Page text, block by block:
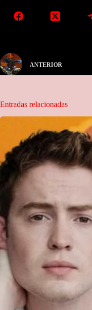
ANTERIOR
Entradas relacionadas